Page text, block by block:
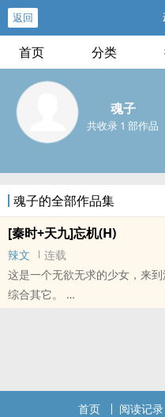
返回
首页 分类
魂子
共收录 1 部作品
魂子的全部作品集
[秦时+天九]忘机(H)
辣文
连载
这是一个无欲无求的少女，来
综合其它。
首页 阅读记录